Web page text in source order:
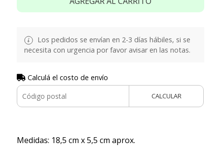
Los pedidos se envían en 2-3 días hábiles, si se
necesita con urgencia por favor avisar en las notas.
Calculá el costo de envío
CALCULAR
Medidas: 18,5 cm x 5,5 cm aprox.